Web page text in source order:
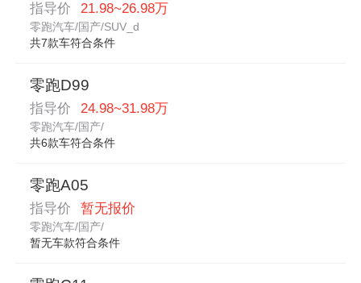
指导价 21.98~26.98万
零跑汽车/国产/SUV_d
共7款车符合条件
零跑D99
指导价 24.98~31.98万
零跑汽车/国产/
共6款车符合条件
零跑A05
指导价 暂无报价
零跑汽车/国产/
暂无车款符合条件